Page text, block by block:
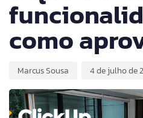
como
Marcus Sousa 4 de julho de